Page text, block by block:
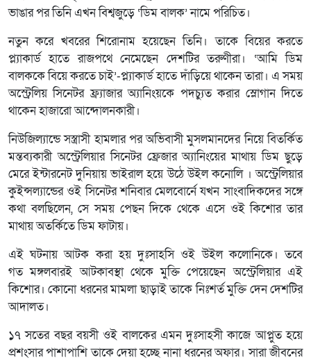
ভাঙার পর তিনি এখন বিশ্বজুড়ে ‘ডিম বালক’ নামে পরিচিত।
নতুন করে খবরের শিরোনাম হয়েছেন তিনি। তাকে বিয়ের করতে
প্ল্যাকার্ড হাতে রাজপথে নেমেছেন দেশটির তরুণীরা। ‘আমি ডিম
বালককে বিয়ে করতে চাই’-প্ল্যাকার্ড হাতে দাঁড়িয়ে থাকেন তারা। এ সময়
অস্ট্রেলিয় সিনেটর ফ্র্যাজার অ্যানিংয়কে পদচ্যুত করার স্লোগান দিতে
থাকেন হাজারো আন্দোলনকারী।
নিউজিল্যান্ডে সস্ত্রাসী হামলার পর অভিবাসী মুসলমানদের নিয়ে বিতর্কিত
মন্তব্যকারী অস্ট্রেলিয়ার সিনেটর ফ্রেজার অ্যানিংয়ের মাথায় ডিম ছুড়ে
মেরে ইন্টারনেট দুনিয়ায় ভাইরাল হয়ে উঠে উইল কনোলি । অস্ট্রেলিয়ার
কুইন্সল্যান্ডের ওই সিনেটর শনিবার মেলবোর্নে যখন সাংবাদিকদের সঙ্গে
কথা বলছিলেন, সে সময় পেছন দিকে থেকে এসে ওই কিশোর তার
মাথায় অতর্কিতে ডিম ফাটায়।
এই ঘটনায় আটক করা হয় দুঃসাহসি ওই উইল কলোনিকে। তবে
গত মঙ্গলবারই আটকাবস্থা থেকে মুক্তি পেয়েছেন অস্ট্রেলিয়ার এই
কিশোর। কোনো ধরনের মামলা ছাড়াই তাকে নিঃশর্ত মুক্তি দেন দেশটির
আদালত।
১৭ সতের বছর বয়সী ওই বালকের এমন দুঃসাহসী কাজে আপ্লুত হয়ে
প্রশংসার পাশাপাশি তাকে দেয়া হচ্ছে নানা ধরনের অফার। সারা জীবনের